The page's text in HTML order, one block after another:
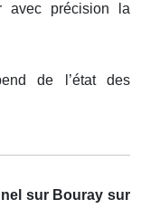
avec précision la
de l’état des
sur Bouray sur